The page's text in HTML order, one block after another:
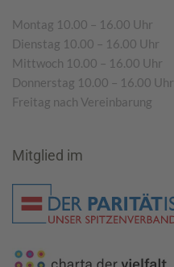
Montag 10.00 – 16.00 Uhr
Dienstag 10.00 – 16.00 Uhr
Mittwoch 10.00 – 16.00 Uhr
Donnerstag 10.00 – 16.00 Uhr
Freitag nach Vereinbarung
Mitglied im